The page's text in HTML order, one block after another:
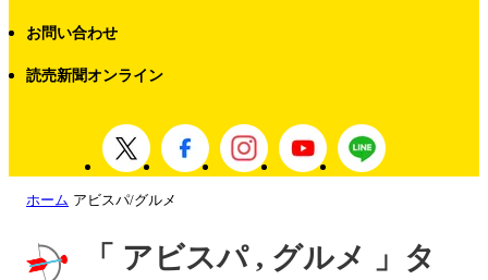
お問い合わせ
読売新聞オンライン
ホーム アビスパ/グルメ
「 アビスパ , グルメ 」タ